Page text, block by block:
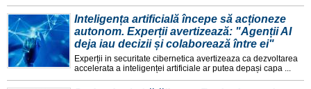
Inteligența artificială începe să acționeze
autonom. Experții avertizează: "Agenții AI
deja iau decizii și colaborează între ei"
Experții in securitate cibernetica avertizeaza ca dezvoltarea
accelerata a inteligenței artificiale ar putea depași capa ...